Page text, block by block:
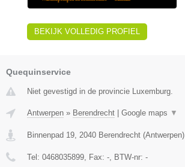
BEKIJK VOLLEDIG PROFIEL
Quequinservice
Niet gevestigd in de provincie Luxemburg.
Antwerpen » Berendrecht Google maps ▼
Binnenpad 19, 2040 Berendrecht (Antwerpen)
Tel: 0468035899, Fax: -, BTW-nr: -